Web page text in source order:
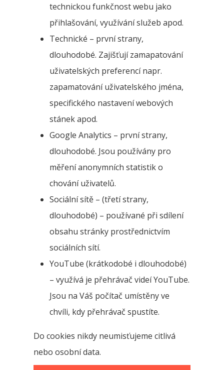
technickou funkčnost webu jako
přihlašování, využívání služeb apod.
Technické – první strany,
dlouhodobé. Zajišťují zamapatování
uživatelských preferencí napr.
zapamatování uživatelského jména,
specifického nastavení webových
stánek apod.
Google Analytics – první strany,
dlouhodobé. Jsou používány pro
měření anonymních statistik o
chování uživatelů.
Sociální sítě – (třetí strany,
dlouhodobé) – používané při sdílení
obsahu stránky prostřednictvím
sociálních sítí.
YouTube (krátkodobé i dlouhodobé)
– využívá je přehrávač videí YouTube.
Jsou na Váš počítač umístěny ve
chvíli, kdy přehrávač spustíte.
Do cookies nikdy neumisťujeme citlivá
nebo osobní data.